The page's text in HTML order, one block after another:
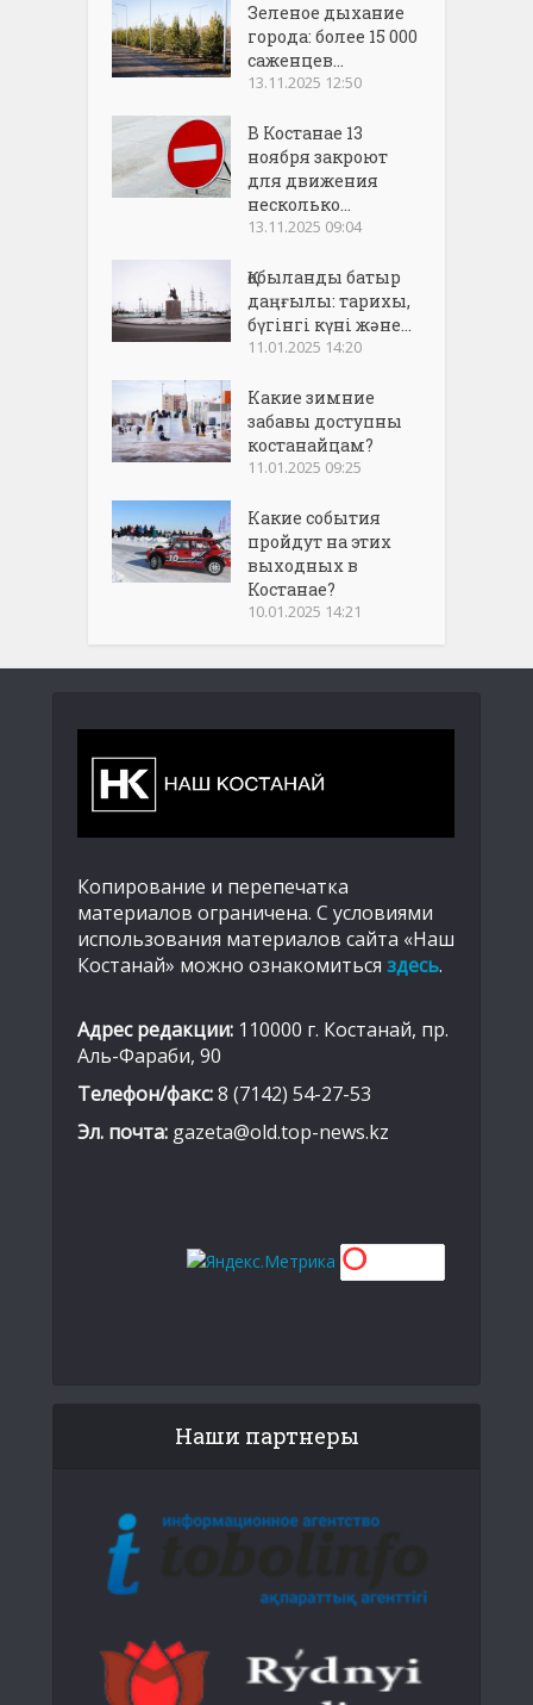
Зеленое дыхание
города: более 15 000
саженцев...
13.11.2025 12:50
В Костанае 13
ноября закроют
для движения
несколько...
13.11.2025 09:04
Қобыланды батыр
даңғылы: тарихы,
бүгінгі күні және...
11.01.2025 14:20
Какие зимние
забавы доступны
костанайцам?
11.01.2025 09:25
Какие события
пройдут на этих
выходных в
Костанае?
10.01.2025 14:21
Копирование и перепечатка
материалов ограничена. С условиями
использования материалов сайта «Наш
Костанай» можно ознакомиться здесь.
Адрес редакции: 110000 г. Костанай, пр.
Аль-Фараби, 90
Телефон/факс:8 (7142) 54-27-53
Эл. почта: gazeta@old.top-news.kz
Наши партнеры